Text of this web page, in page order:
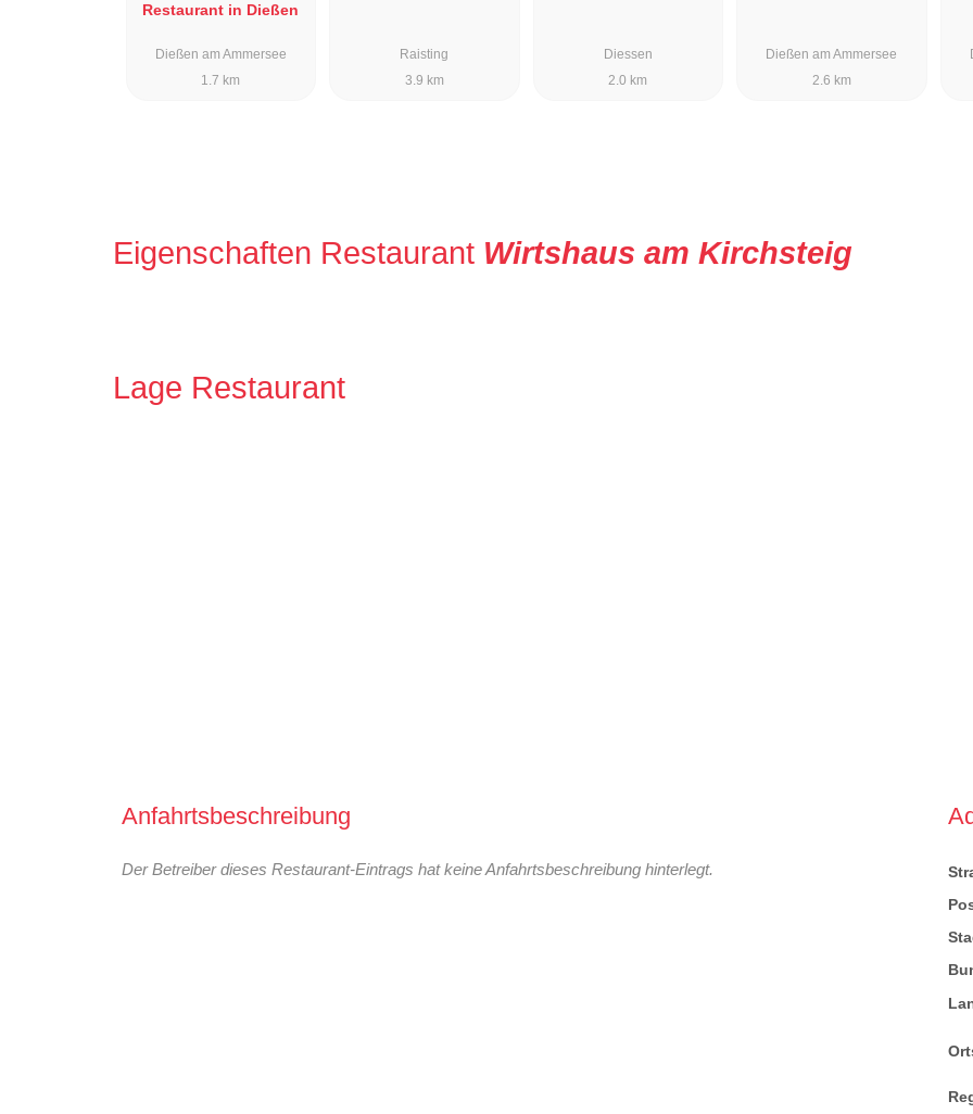
Restaurant in Dießen
Dießen am Ammersee
1.7 km
Raisting
3.9 km
Diessen
2.0 km
Dießen am Ammersee
2.6 km
Eigenschaften Restaurant Wirtshaus am Kirchsteig
Lage Restaurant
Anfahrtsbeschreibung
Der Betreiber dieses Restaurant-Eintrags hat keine Anfahrtsbeschreibung hinterlegt.